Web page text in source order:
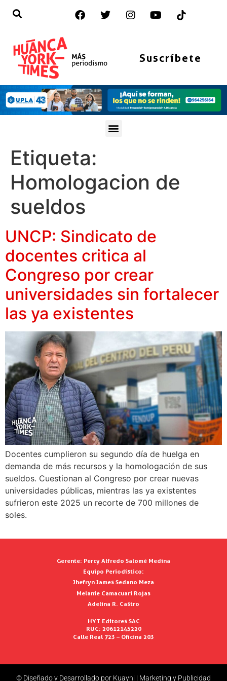
Suscríbete
Etiqueta:
Homologacion de
sueldos
UNCP: Sindicato de
docentes critica al
Congreso por crear
universidades sin fortalecer
las ya existentes
Docentes cumplieron su segundo día de huelga en
demanda de más recursos y la homologación de sus
sueldos. Cuestionan al Congreso por crear nuevas
universidades públicas, mientras las ya existentes
sufrieron este 2025 un recorte de 700 millones de
soles.
Gerente: Percy Alfredo Salomé Medina
Equipo Periodístico:
Jhefryn James Sedano Meza
Melanie Camacuari Rojas
Adelina R. Castro
HYT Editores SAC
RUC: 20612145220
Calle Real 723 – Oficina 203
© Diseñado y Desarrollado por Kuayni | Marketing y Publicidad